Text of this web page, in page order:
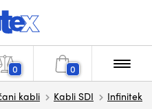
0 0
kabli Kabli SDI Infinitek